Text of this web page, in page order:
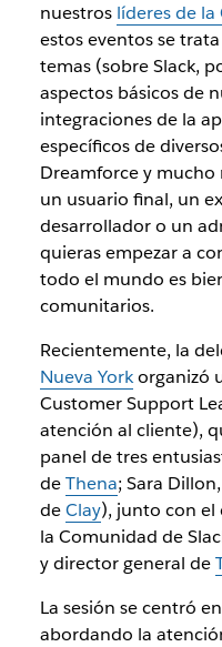
Aprende de expertos en
mayor provecho de la
cliente.
Autor: Jacob Gross
30 de septiembre de 2025
Ilustración de Zoe Berger
nuestros líderes de
estos eventos se
temas (sobre Slack,
aspectos básicos de
integraciones de la
específicos de
Dreamforce y mucho
un usuario final, un
desarrollador o un
quieras empezar a
todo el mundo es
comunitarios.
Recientemente, la
Nueva Yorkorganizó
Customer Support
atención al cliente),
panel de tres
deThena; Sara
deClay), junto con el
la Comunidad de
y director general de
La sesión se centró
abordando la